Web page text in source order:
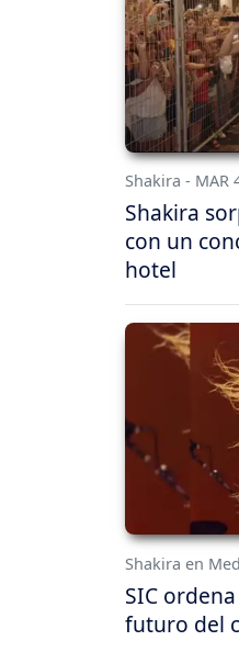
Shakira - MAR
Shakira
con un
hotel
Shakira en
SIC
futuro del